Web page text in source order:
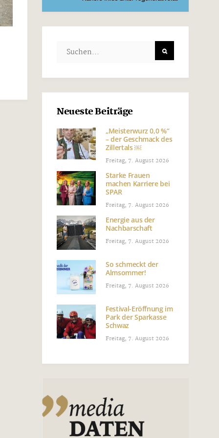
Neueste Beiträge
„Meisterwurz 0,0 %“
– der Geschmack des
Zillertals ￼
Freitag, 7. August 2026
Starke Frauen
machen Karriere bei
SPAR
Freitag, 7. August 2026
Energie aus der
Nachbarschaft
Freitag, 7. August 2026
So schmeckt der
Almsommer!
Freitag, 7. August 2026
Festival-Eröffnung im
Park der Sparkasse
Schwaz
Freitag, 7. August 2026